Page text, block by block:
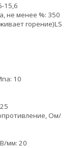
15,6
не менее %: 350
горение)LS
10
Ом/
мм: 20